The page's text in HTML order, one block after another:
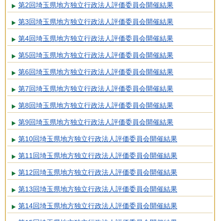
第2回埼玉県地方独立行政法人評価委員会開催結果
第3回埼玉県地方独立行政法人評価委員会開催結果
第4回埼玉県地方独立行政法人評価委員会開催結果
第5回埼玉県地方独立行政法人評価委員会開催結果
第6回埼玉県地方独立行政法人評価委員会開催結果
第7回埼玉県地方独立行政法人評価委員会開催結果
第8回埼玉県地方独立行政法人評価委員会開催結果
第9回埼玉県地方独立行政法人評価委員会開催結果
第10回埼玉県地方独立行政法人評価委員会開催結果
第11回埼玉県地方独立行政法人評価委員会開催結果
第12回埼玉県地方独立行政法人評価委員会開催結果
第13回埼玉県地方独立行政法人評価委員会開催結果
第14回埼玉県地方独立行政法人評価委員会開催結果